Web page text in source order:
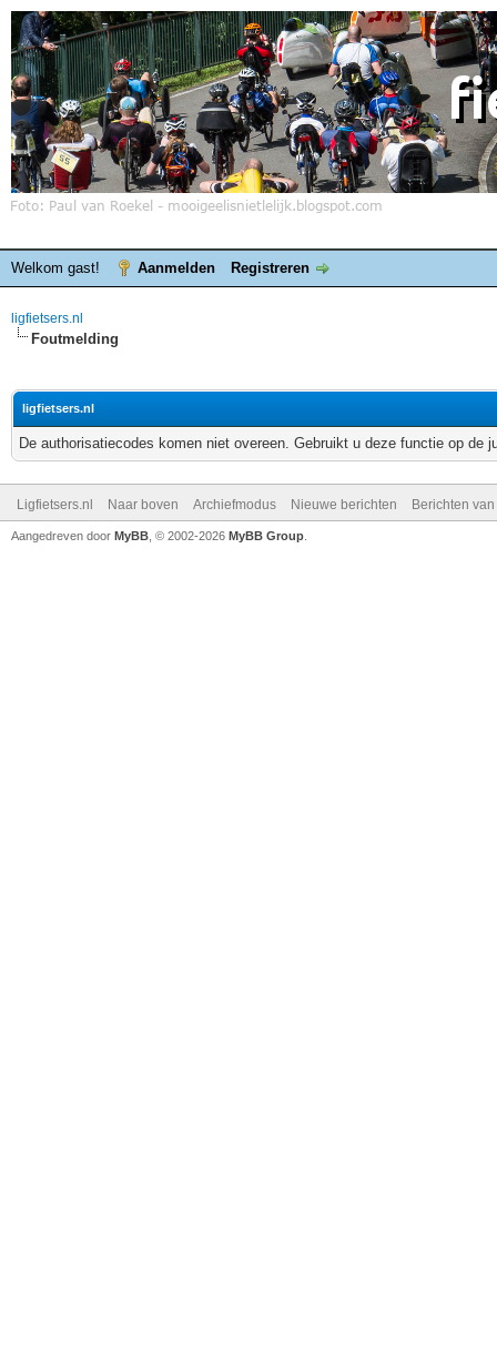
Welkom gast! Aanmelden Registreren
ligfietsers.nl
Foutmelding
ligfietsers.nl
De authorisatiecodes komen niet overeen. Gebruikt u deze functie op de
Ligfietsers.nl Naar boven Archiefmodus Nieuwe berichten Berichten
Aangedreven door MyBB , © 2002-2026 MyBB Group